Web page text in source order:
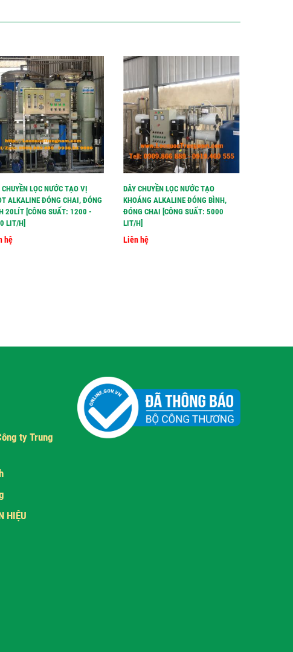
CHUYỀN LỌC NƯỚC TẠO VỊ
ALKALINE ĐÓNG CHAI, ĐÓNG
20LÍT [CÔNG SUẤT: 1200 -
LIT/H]
hệ
DÂY CHUYỀN LỌC NƯỚC TẠO
KHOÁNG ALKALINE ĐÓNG BÌNH,
ĐÓNG CHAI [CÔNG SUẤT: 5000
LIT/H]
Liên hệ
ty Trung
HIỆU